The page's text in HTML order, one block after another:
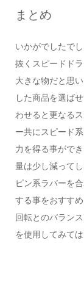
まとめ
いかがでしたで
抜くスピードド
大きな物だと思
した商品を選ば
わせると更なる
ー共にスピード
力を得る事がで
量は少し減って
ピン系ラバーを
する事をおすす
回転とのバラン
を使用してみて